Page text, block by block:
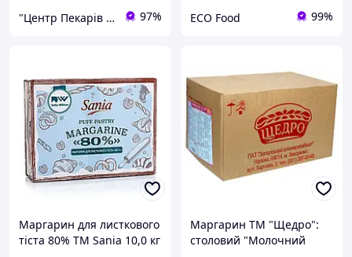
"Центр Пекарів "АРІАНТА" ТзОВ 97% ECO Food 99%
Маргарин для листкового
тіста 80% TM Sania 10,0 кг
Маргарин ТМ "Щедро":
столовий "Молочний